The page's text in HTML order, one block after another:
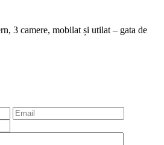
3 camere, mobilat și utilat – gata de